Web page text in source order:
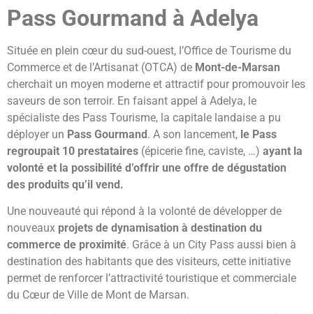
Pass Gourmand à Adelya
Située en plein cœur du sud-ouest, l’Office de Tourisme du
Commerce et de l’Artisanat (OTCA) de Mont-de-Marsan
cherchait un moyen moderne et attractif pour promouvoir les
saveurs de son terroir. En faisant appel à Adelya, le
spécialiste des Pass Tourisme, la capitale landaise a pu
déployer un Pass Gourmand. A son lancement, le Pass
regroupait 10 prestataires (épicerie fine, caviste, …) ayant la
volonté et la possibilité d’offrir une offre de dégustation
des produits qu’il vend.
Une nouveauté qui répond à la volonté de développer de
nouveaux projets de dynamisation à destination du
commerce de proximité. Grâce à un City Pass aussi bien à
destination des habitants que des visiteurs, cette initiative
permet de renforcer l’attractivité touristique et commerciale
du Cœur de Ville de Mont de Marsan.